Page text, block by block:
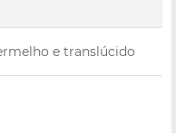
e translúcido